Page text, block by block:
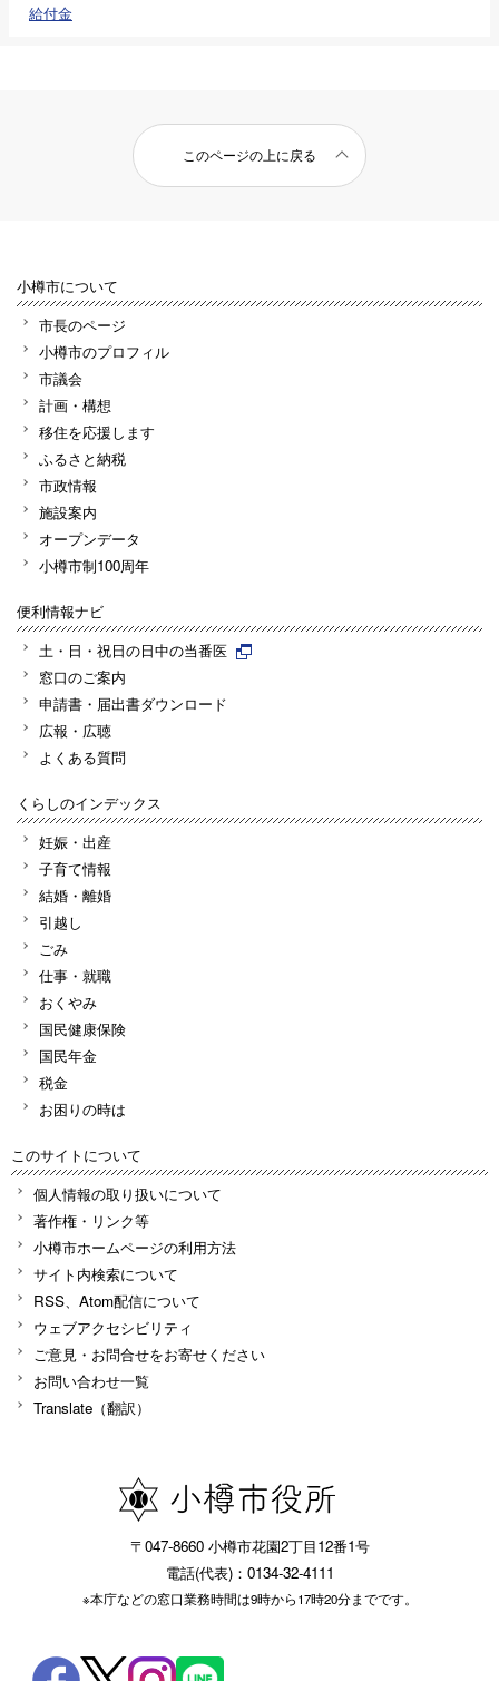
給付金
このページの上に戻る
小樽市について
市長のページ
小樽市のプロフィル
市議会
計画・構想
移住を応援します
ふるさと納税
市政情報
施設案内
オープンデータ
小樽市制100周年
便利情報ナビ
土・日・祝日の日中の当番医
窓口のご案内
申請書・届出書ダウンロード
広報・広聴
よくある質問
くらしのインデックス
妊娠・出産
子育て情報
結婚・離婚
引越し
ごみ
仕事・就職
おくやみ
国民健康保険
国民年金
税金
お困りの時は
このサイトについて
個人情報の取り扱いについて
著作権・リンク等
小樽市ホームページの利用方法
サイト内検索について
RSS、Atom配信について
ウェブアクセシビリティ
ご意見・お問合せをお寄せください
お問い合わせ一覧
Translate（翻訳）
〒047-8660 小樽市花園2丁目12番1号
電話(代表)：0134-32-4111
※本庁などの窓口業務時間は9時から17時20分までです。